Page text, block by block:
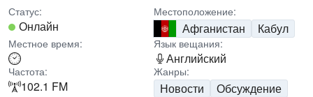
Статус:
Онлайн
Местоположение:
Афганистан Кабул
Местное время: Язык вещания:
Английский
Частота:
102.1 FM
Жанры:
Новости
Обсуждение